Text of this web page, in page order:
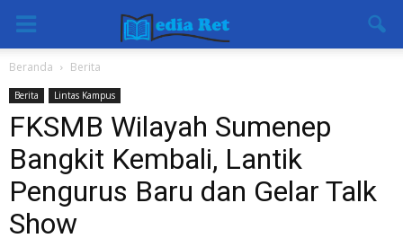
Beranda Berita
Berita Lintas Kampus
FKSMB Wilayah Sumenep
Bangkit Kembali, Lantik
Pengurus Baru dan Gelar Talk
Show